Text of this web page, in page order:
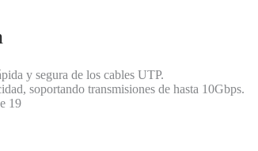
y segura de los cables UTP.
soportando transmisiones de hasta 10Gbps.
19